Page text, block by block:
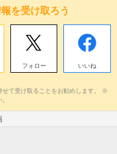
を受け取ろう
フォロー いいね
て受け取ることをお勧めします。 ※